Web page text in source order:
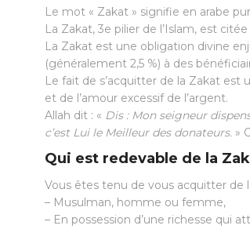
Le mot « Zakat » signifie en arabe
La Zakat, 3e pilier de l’Islam, est
La Zakat est une obligation divine
(généralement 2,5 %) à des
Le fait de s’acquitter de la Zakat est
et de l’amour excessif de l’argent.
Allah dit : « Dis : Mon seigneur
c’est Lui le Meilleur des donateurs. »
Qui est redevable de la
Vous êtes tenu de vous acquitter de
– Musulman, homme ou femme,
– En possession d’une richesse qui